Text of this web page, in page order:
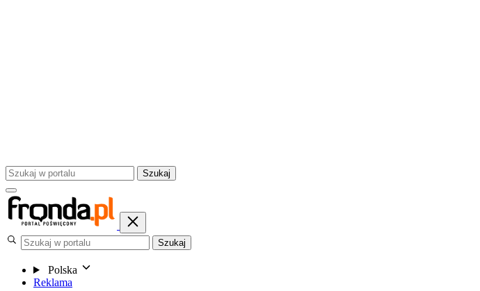
Szukaj
Szukaj
Polska
Reklama